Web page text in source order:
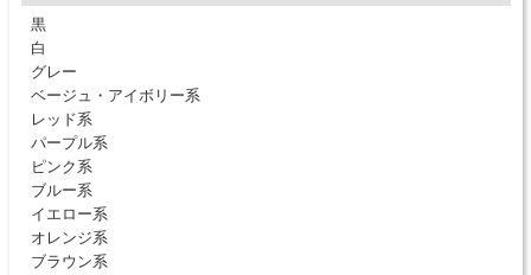
黒
白
グレー
ベージュ・アイボリー系
レッド系
パープル系
ピンク系
ブルー系
イエロー系
オレンジ系
ブラウン系